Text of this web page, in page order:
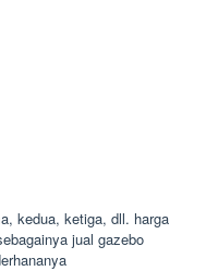
kedua, ketiga, dll. harga
jual gazebo